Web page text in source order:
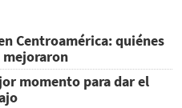
Centroamérica: quiénes
mejoraron
momento para dar el